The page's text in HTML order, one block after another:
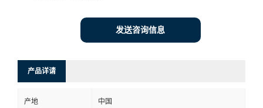
发送咨询信息
产品详请
产地 中国